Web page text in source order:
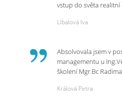
vstup do světa
p.Vendulce která s
potřebná školení,která
Líbalová Iva
Absolvovala jsem v
managementu u
školení Mgr.Bc
práci a na život.
Králová Petra